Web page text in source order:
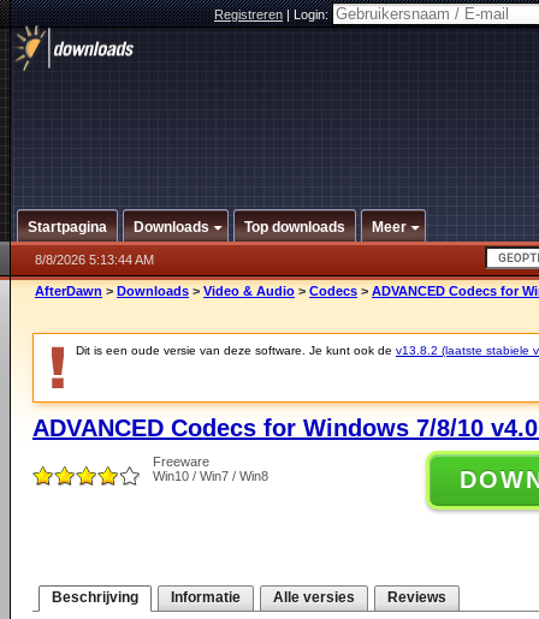
Registreren|Login:
Startpagina Downloads Top downloads Meer
8/8/2026 5:13:44 AM
AfterDawn > Downloads > Video & Audio > Codecs > ADVANCED Codecs for
Dit is een oude versie van deze software. Je kunt ook de v13.8.2 (laatste stabiele
ADVANCED Codecs for Windows 7/8/10
Freeware
Win10 / Win7 / Win8
Beschrijving Informatie Alle versies Reviews